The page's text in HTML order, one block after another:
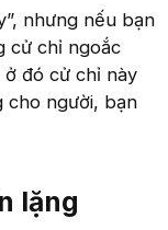
nhưng nếu bạn
cử chỉ ngoắc
đó cử chỉ này
cho người, bạn
lặng